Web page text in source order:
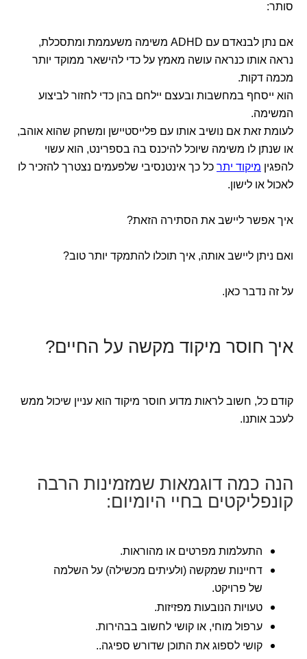
סותר:
אם נתן לבנאדם עם ADHD משימה משעממת ומתסכלת,
נראה אותו כנראה עושה מאמץ על כדי להישאר ממוקד יותר
מכמה דקות.
הוא ייסחף במחשבות ובעצם יילחם בהן כדי לחזור לביצוע
המשימה.
לעומת זאת אם נושיב אותו עם פלייסטיישן ומשחק שהוא אוהב,
או שנתן לו משימה שיוכל להיכנס בה בספרינט, הוא עשוי
להפגין מיקוד יתר כל כך אינטנסיבי שלפעמים נצטרך להזכיר לו
לאכול או לישון.
איך אפשר ליישב את הסתירה הזאת?
ואם ניתן ליישב אותה, איך תוכלו להתמקד יותר טוב?
על זה נדבר כאן.
איך חוסר מיקוד מקשה על החיים?
קודם כל, חשוב לראות מדוע חוסר מיקוד הוא עניין שיכול ממש
לעכב אותנו.
הנה כמה דוגמאות שמזמינות הרבה
קונפליקטים בחיי היומיום:
התעלמות מפרטים או מהוראות.
דחיינות שמקשה (ולעיתים מכשילה) על השלמה
של פרויקט.
טעויות הנובעות מפזיזות.
ערפול מוחי, או קושי לחשוב בבהירות.
קושי לספוג את התוכן שדורש ספיגה..